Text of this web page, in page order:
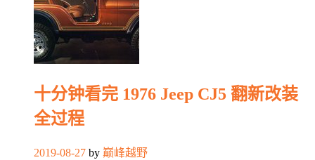
十分钟看完 1976 Jeep CJ5 翻新改装
全过程
2019-08-27 by 巅峰越野